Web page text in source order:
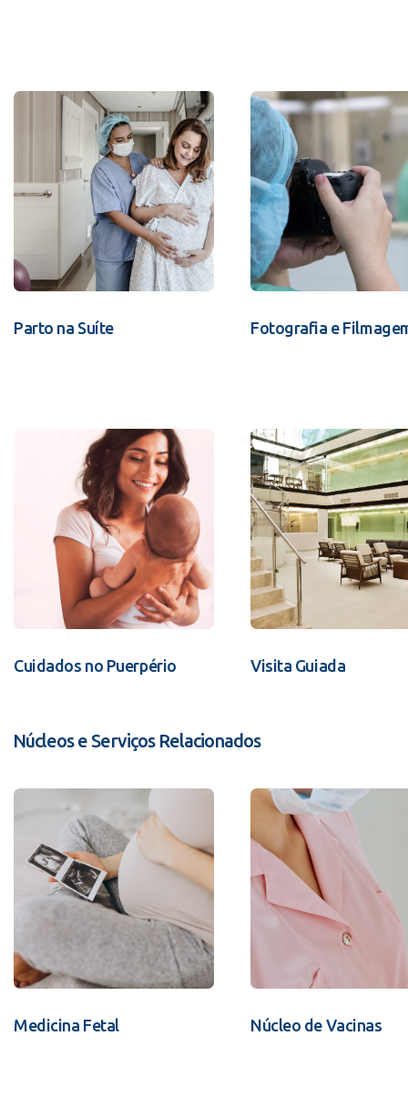
Parto na Suíte Fotografia e
Cuidados no Puerpério Visita Guiada
Núcleos e Serviços Relacionados
Medicina Fetal Núcleo de Vacinas